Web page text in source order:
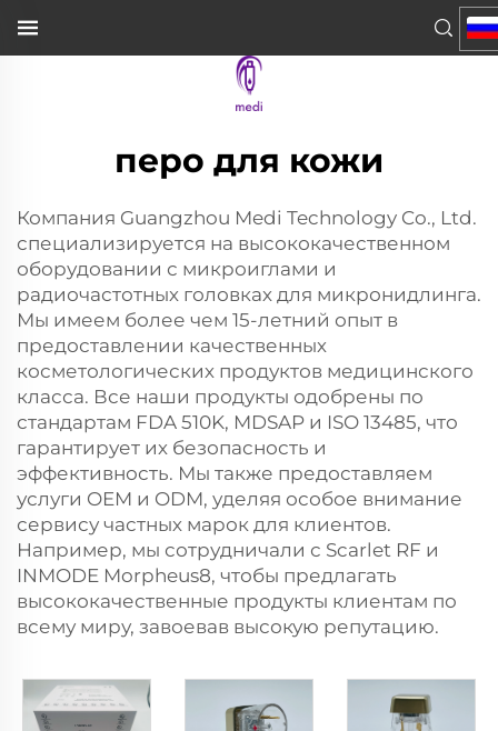
перо для кожи
Компания Guangzhou Medi Technology Co., Ltd.
специализируется на высококачественном
оборудовании с микроиглами и
радиочастотных головках для микронидлинга.
Мы имеем более чем 15-летний опыт в
предоставлении качественных
косметологических продуктов медицинского
класса. Все наши продукты одобрены по
стандартам FDA 510K, MDSAP и ISO 13485, что
гарантирует их безопасность и
эффективность. Мы также предоставляем
услуги OEM и ODM, уделяя особое внимание
сервису частных марок для клиентов.
Например, мы сотрудничали с Scarlet RF и
INMODE Morpheus8, чтобы предлагать
высококачественные продукты клиентам по
всему миру, завоевав высокую репутацию.